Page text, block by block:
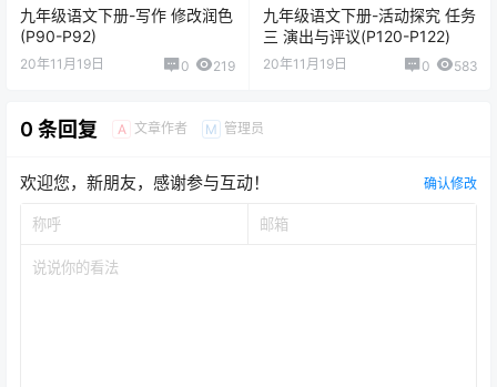
九年级语文下册-写作 修改润色
(P90-P92)
20年11月19日 0 219
九年级语文下册-活动探究 任务
三 演出与评议(P120-P122)
20年11月19日 0 583
0 条回复 A 文章作者 M 管理员
欢迎您，新朋友，感谢参与互动！ 确认修改